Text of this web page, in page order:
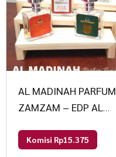
AL MADINAH PARFUM
ZAMZAM – EDP AL
50ml Haramain Oud
Komisi Rp15.375